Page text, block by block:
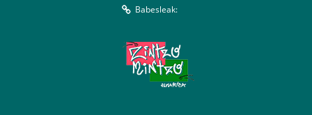
Babesleak: